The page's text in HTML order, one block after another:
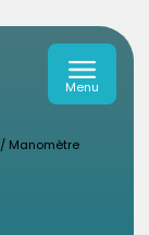
Menu
/ Manomètre